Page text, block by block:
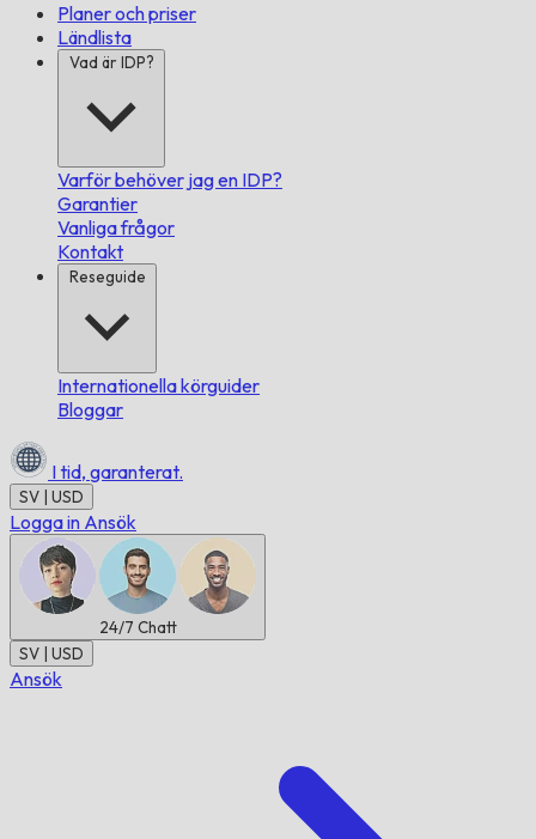
Planer och priser
Ländlista
Vad är IDP?
Varför behöver jag en IDP?
Garantier
Vanliga frågor
Kontakt
Reseguide
Internationella körguider
Bloggar
I tid, garanterat.
SV | USD
Logga in Ansök
24/7 Chatt
SV | USD
Ansök